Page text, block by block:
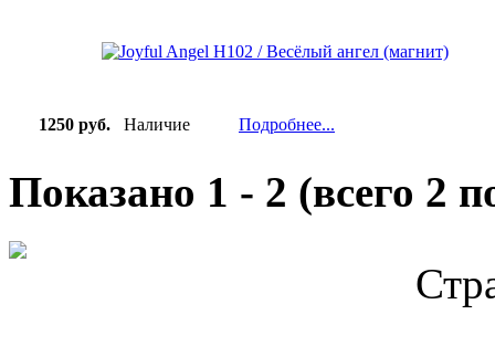
1250 руб. Наличие Подробнее...
Показано 1 - 2 (всего 2